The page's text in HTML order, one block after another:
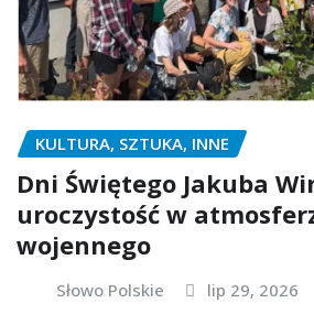
KULTURA, SZTUKA, INNE
Dni Świętego Jakuba
uroczystość w
wojennego
Słowo Polskie lip 29, 2026